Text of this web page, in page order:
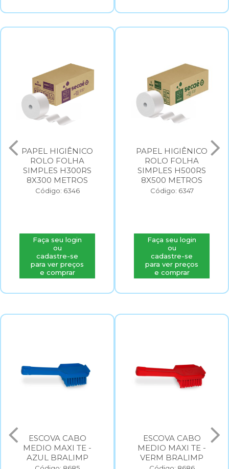
PAPEL HIGIÊNICO
ROLO FOLHA
SIMPLES H300RS
8X300 METROS
Código: 6346
Faça seu login
ou
cadastre-se
para ver preços
e comprar
PAPEL HIGIÊNICO
ROLO FOLHA
SIMPLES H500RS
8X500 METROS
Código: 6347
Faça seu login
ou
cadastre-se
para ver preços
e comprar
ESCOVA CABO
MEDIO MAXI TE -
AZUL BRALIMP
ESCOVA CABO
MEDIO MAXI TE -
VERM BRALIMP